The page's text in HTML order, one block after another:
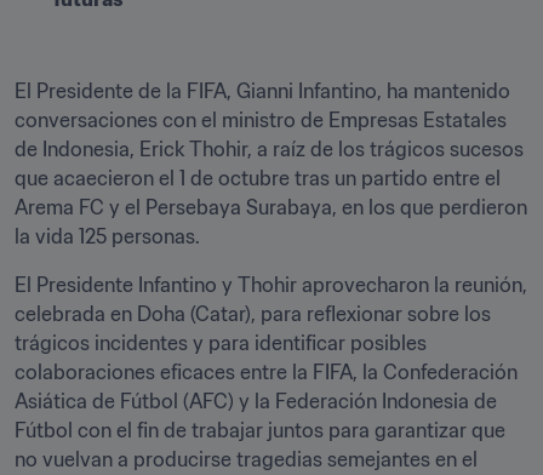
El Presidente de la FIFA, Gianni Infantino, ha mantenido
conversaciones con el ministro de Empresas Estatales
de Indonesia, Erick Thohir, a raíz de los trágicos sucesos
que acaecieron el 1 de octubre tras un partido entre el
Arema FC y el Persebaya Surabaya, en los que perdieron
la vida 125 personas.
El Presidente Infantino y Thohir aprovecharon la reunión,
celebrada en Doha (Catar), para reflexionar sobre los
trágicos incidentes y para identificar posibles
colaboraciones eficaces entre la FIFA, la Confederación
Asiática de Fútbol (AFC) y la Federación Indonesia de
Fútbol con el fin de trabajar juntos para garantizar que
no vuelvan a producirse tragedias semejantes en el